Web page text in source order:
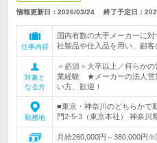
情報更新日：2026/03/24 終了予定日：
仕事内容
国内有数の大手メーカーに
社製品や仕入品を用い、顧客
対象と
なる方
＜必須＞大卒以上／何らか
業経験 ★メーカーの法人営
い方、歓迎！
勤務地
■東京・神奈川のどちらかで
門2-5-3（東京本社） 神奈川
月給260,000円～380,000円※